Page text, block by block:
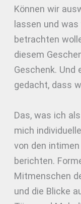
Können wir
lassen und
betrachten
diesem
Geschenk.
gedacht, dass
Das, was ich
mich
von den
berichten.
Mitmenschen
und die Blicke